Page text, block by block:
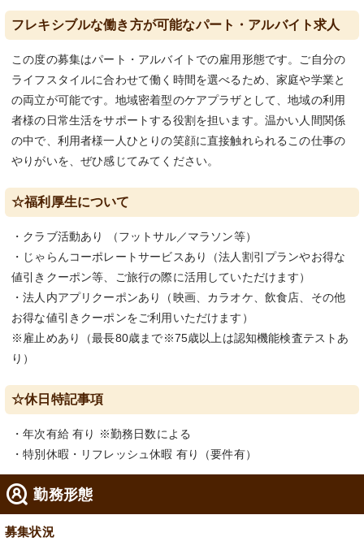
フレキシブルな働き方が可能なパート・アルバイト求人
この度の募集はパート・アルバイトでの雇用形態です。ご自分の
ライフスタイルに合わせて働く時間を選べるため、家庭や学業と
の両立が可能です。地域密着型のケアプラザとして、地域の利用
者様の日常生活をサポートする役割を担います。温かい人間関係
の中で、利用者様一人ひとりの笑顔に直接触れられるこの仕事の
やりがいを、ぜひ感じてみてください。
☆福利厚生について
・クラブ活動あり （フットサル／マラソン等）
・じゃらんコーポレートサービスあり（法人割引プランやお得な
値引きクーポン等、ご旅行の際に活用していただけます）
・法人内アプリクーポンあり（映画、カラオケ、飲食店、その他
お得な値引きクーポンをご利用いただけます）
※雇止めあり（最長80歳まで※75歳以上は認知機能検査テストあ
り）
☆休日特記事項
・年次有給 有り ※勤務日数による
・特別休暇・リフレッシュ休暇 有り（要件有）
勤務形態
募集状況